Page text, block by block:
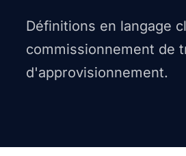
Définitions en langage
commissionnement de
d'approvisionnement.